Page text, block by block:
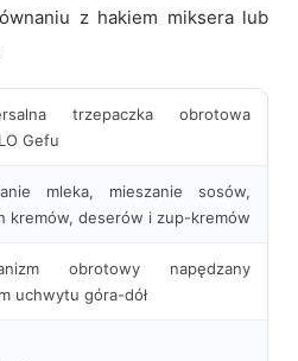
z hakiem miksera lub
trzepaczka obrotowa
Gefu
mleka, mieszanie sosów,
kremów, deserów i zup-kremów
obrotowy napędzany
uchwytu góra-dół